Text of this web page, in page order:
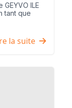
ILE
tant que
la suite